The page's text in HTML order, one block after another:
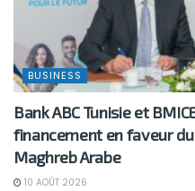
BUSINESS
Bank ABC Tunisie et
financement en faveur
Maghreb Arabe
10 AOÛT 2026